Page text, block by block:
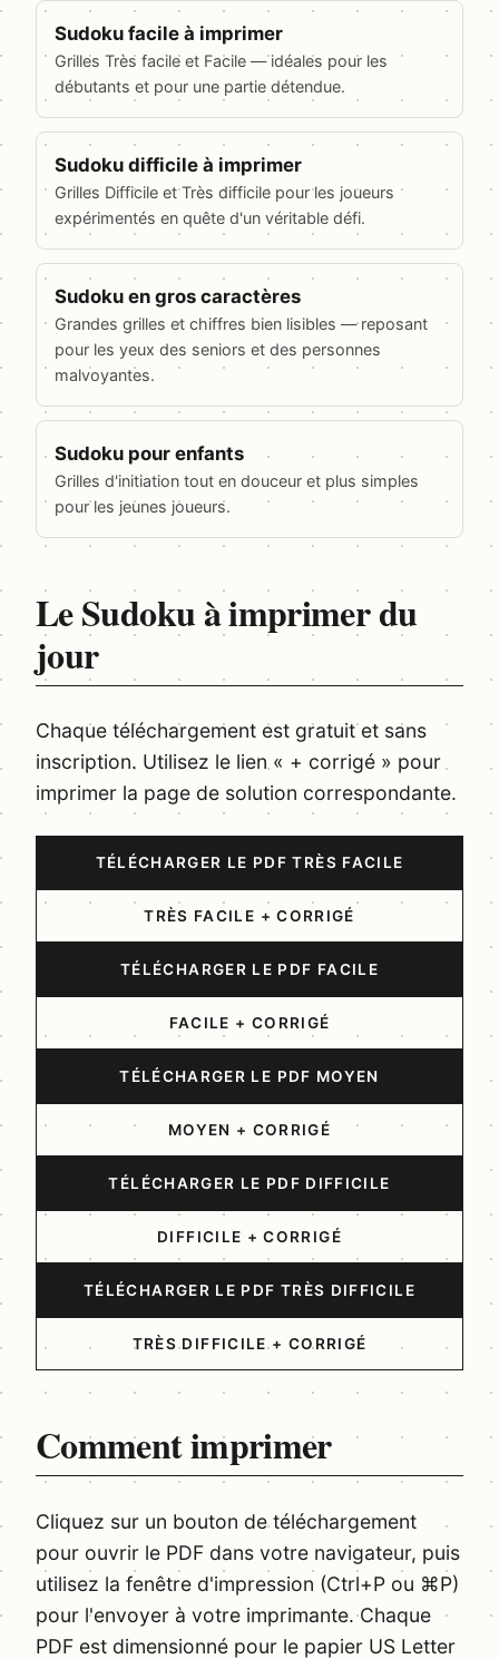
Sudoku facile à imprimer
Grilles Très facile et Facile — idéales pour les
débutants et pour une partie détendue.
Sudoku difficile à imprimer
Grilles Difficile et Très difficile pour les joueurs
expérimentés en quête d'un véritable défi.
Sudoku en gros caractères
Grandes grilles et chiffres bien lisibles — reposant
pour les yeux des seniors et des personnes
malvoyantes.
Sudoku pour enfants
Grilles d'initiation tout en douceur et plus simples
pour les jeunes joueurs.
Le Sudoku à imprimer du
jour
Chaque téléchargement est gratuit et sans
inscription. Utilisez le lien « + corrigé » pour
imprimer la page de solution correspondante.
TÉLÉCHARGER LE PDF TRÈS FACILE
TRÈS FACILE + CORRIGÉ
TÉLÉCHARGER LE PDF FACILE
FACILE + CORRIGÉ
TÉLÉCHARGER LE PDF MOYEN
MOYEN + CORRIGÉ
TÉLÉCHARGER LE PDF DIFFICILE
DIFFICILE + CORRIGÉ
TÉLÉCHARGER LE PDF TRÈS DIFFICILE
TRÈS DIFFICILE + CORRIGÉ
Comment imprimer
Cliquez sur un bouton de téléchargement
pour ouvrir le PDF dans votre navigateur, puis
utilisez la fenêtre d'impression (Ctrl+P ou ⌘P)
pour l'envoyer à votre imprimante. Chaque
PDF est dimensionné pour le papier US Letter